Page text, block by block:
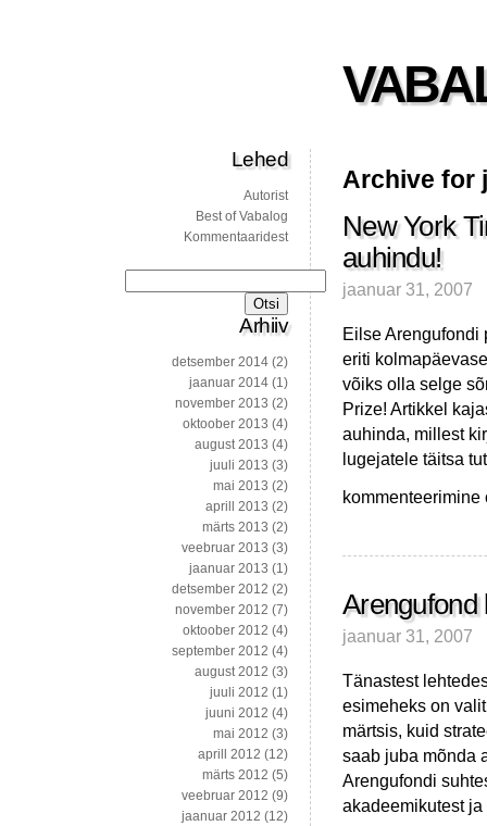
Archive for
New York
auhindu!
jaanuar 31, 2007
Eilse Arengufondi
eriti
võiks olla selge
Prize! Artikkel
auhinda, millest
lugejatele täitsa
New
Tahad
Paku
auhindu!
Arengufond
jaanuar 31, 2007
Tänastest
esimeheks on
märtsis, kuid
saab juba mõnda
Arengufondi
akadeemikutest
Lehed
Autorist
Best of Vabalog
Kommentaaridest
Arhiiv
detsember 2014 (2)
jaanuar 2014 (1)
november 2013 (2)
oktoober 2013 (4)
august 2013 (4)
juuli 2013 (3)
mai 2013 (2)
aprill 2013 (2)
märts 2013 (2)
veebruar 2013 (3)
jaanuar 2013 (1)
detsember 2012 (2)
november 2012 (7)
oktoober 2012 (4)
september 2012 (4)
august 2012 (3)
juuli 2012 (1)
juuni 2012 (4)
mai 2012 (3)
aprill 2012 (12)
märts 2012 (5)
veebruar 2012 (9)
jaanuar 2012 (12)